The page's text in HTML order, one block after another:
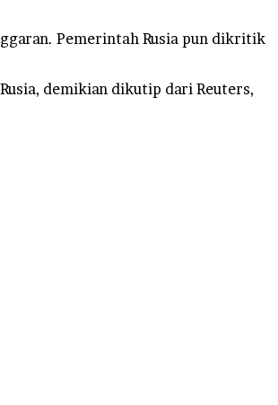
Pemerintah Rusia pun dikritik
demikian dikutip dari Reuters,